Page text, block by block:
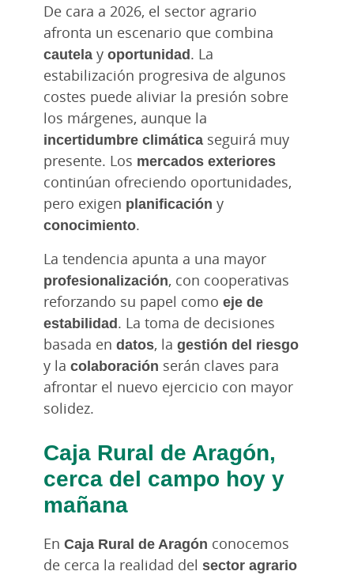
De cara a 2026, el sector agrario
afronta un escenario que combina
cautela y oportunidad. La
estabilización progresiva de algunos
costes puede aliviar la presión sobre
los márgenes, aunque la
incertidumbre climática seguirá muy
presente. Los mercados exteriores
continúan ofreciendo oportunidades,
pero exigen planificación y
conocimiento.
La tendencia apunta a una mayor
profesionalización, con cooperativas
reforzando su papel como eje de
estabilidad. La toma de decisiones
basada en datos, la gestión del riesgo
y la colaboración serán claves para
afrontar el nuevo ejercicio con mayor
solidez.
Caja Rural de Aragón,
cerca del campo hoy y
mañana
En Caja Rural de Aragón conocemos
de cerca la realidad del sector agrario